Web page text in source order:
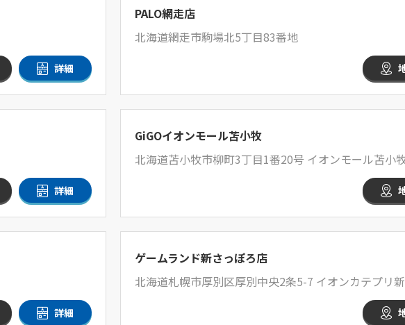
詳細
PALO網走店
北海道網走市駒場北5丁目83番地
詳細
GiGOイオンモール苫小牧
北海道苫小牧市柳町3丁目1番20号 イオンモール苫小
詳細
ゲームランド新さっぽろ店
北海道札幌市厚別区厚別中央2条5-7 イオンカテプリ